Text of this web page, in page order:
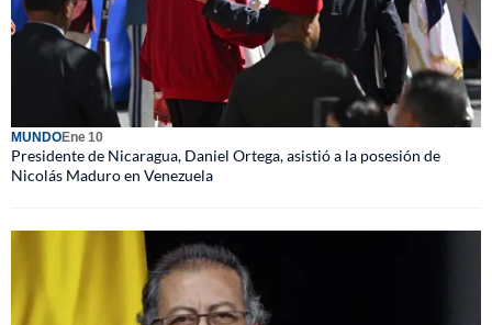
MUNDOEne 10
Presidente de Nicaragua, Daniel Ortega, asistió a la posesión de
Nicolás Maduro en Venezuela